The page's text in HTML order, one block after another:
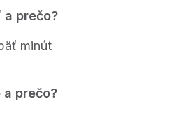
prečo?
minút
prečo?